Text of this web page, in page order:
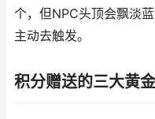
个，但NPC头顶会飘淡
主动去触发。
积分赠送的三大黄